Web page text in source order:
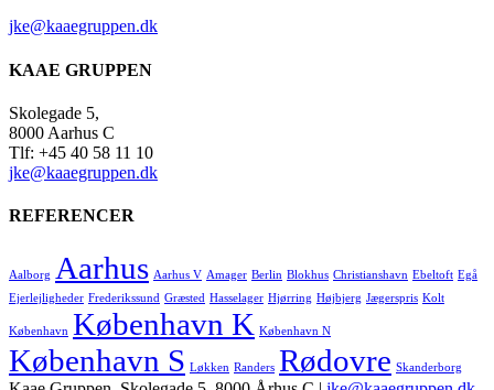
jke@kaaegruppen.dk
KAAE GRUPPEN
Skolegade 5,
8000 Aarhus C
Tlf: +45 40 58 11 10
jke@kaaegruppen.dk
REFERENCER
Aalborg Aarhus Aarhus V Amager Berlin Blokhus Christianshavn Ebeltoft Egå
Ejerlejligheder Frederikssund Græsted Hasselager Hjørring Højbjerg Jægerspris Kolt
København København K København N
København S Løkken Randers Rødovre Skanderborg